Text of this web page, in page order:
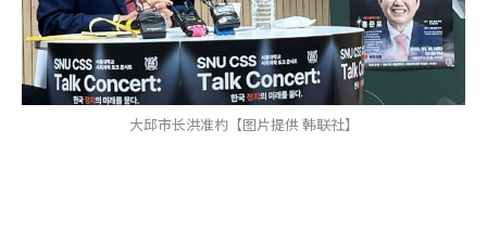
大邱市长洪准杓【图片提供 韩联社】